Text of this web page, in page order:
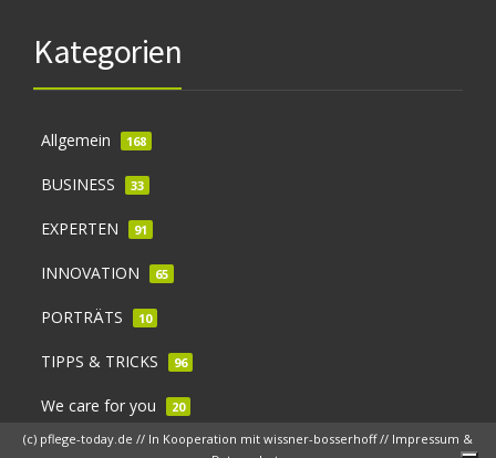
Kategorien
Allgemein 168
BUSINESS 33
EXPERTEN 91
INNOVATION 65
PORTRÄTS 10
TIPPS & TRICKS 96
We care for you
20
(c) pflege-today.de // In Kooperation mit wissner-bosserhoff// Impressum &